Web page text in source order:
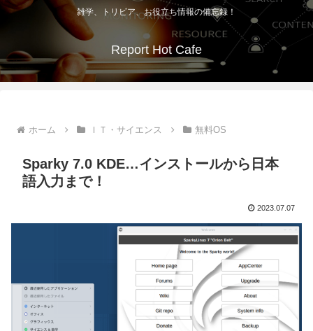
雑学、トリビア、お役立ち情報の備忘録！
Report Hot Cafe
ホーム ＩＴ・サイエンス 無料OS
Sparky 7.0 KDE…インストールから日本
語入力まで！
2023.07.07